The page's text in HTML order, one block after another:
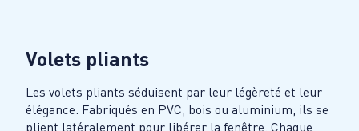
Volets pliants
Les volets pliants séduisent par leur légèreté et leur
élégance. Fabriqués en PVC, bois ou aluminium, ils se
plient latéralement pour libérer la fenêtre. Chaque